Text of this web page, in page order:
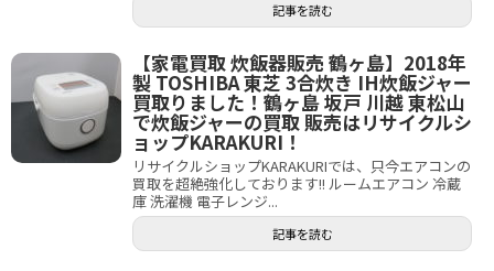
記事を読む
【家電買取 炊飯器販売 鶴ヶ島】2018年
製 TOSHIBA 東芝 3合炊き IH炊飯ジャー
買取りました！鶴ヶ島 坂戸 川越 東松山
で炊飯ジャーの買取 販売はリサイクルシ
ョップKARAKURI！
リサイクルショップKARAKURIでは、只今エアコンの
買取を超絶強化しております!! ルームエアコン 冷蔵
庫 洗濯機 電子レンジ...
記事を読む